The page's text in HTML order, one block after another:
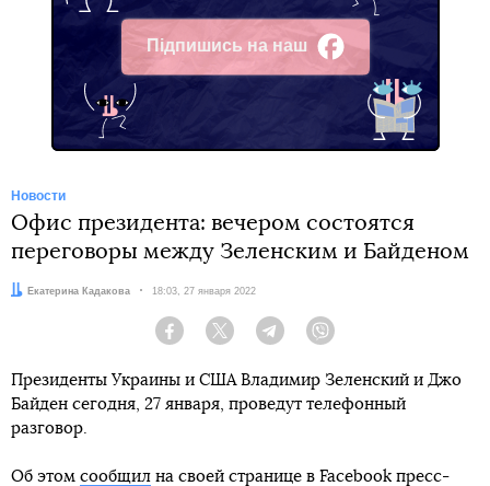
Підпишись на наш
Facebook
Новости
Офис президента: вечером состоятся
переговоры между Зеленским и Байденом
Автор:Екатерина Кадакова Дата:
18:03, 27 января 2022
Facebook Twitter Telegram
Президенты Украины и США Владимир Зеленский и Джо
Байден сегодня, 27 января, проведут телефонный
разговор.
Об этом сообщил на своей странице в Facebook пресс-